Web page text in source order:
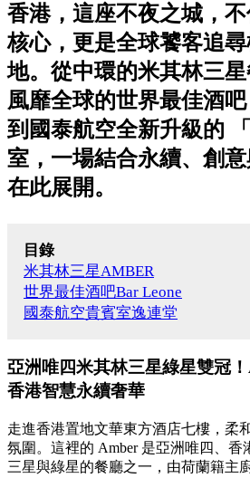
香港，這座不夜之城，
核心，更是全球饕客追
地。從中環的米其林三星
風靡全球的世界最佳酒
到國泰航空全新升級的
室，一場結合永續、創意
在此展開。
目錄
米其林三星AMBER
世界最佳酒吧Bar Leone
國泰航空貴賓室逸連堂
亞洲唯四米其林三星綠星雙冠
香港智慧永續奢華
走進香港置地文華東方酒店七樓，柔
氛圍。這裡的 Amber 是亞洲唯四、香
三星與綠星的餐廳之一，由荷蘭籍主